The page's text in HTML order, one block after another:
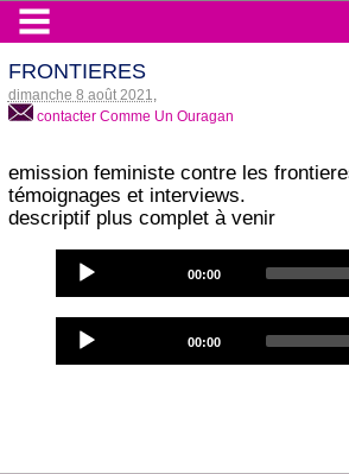
frontieres
dimanche 8 août 2021
contacter Comme Un Ouragan
emission feministe contre les
témoignages et interviews.
descriptif plus complet à venir
Player
Current
00:00
Player
Current
00:00